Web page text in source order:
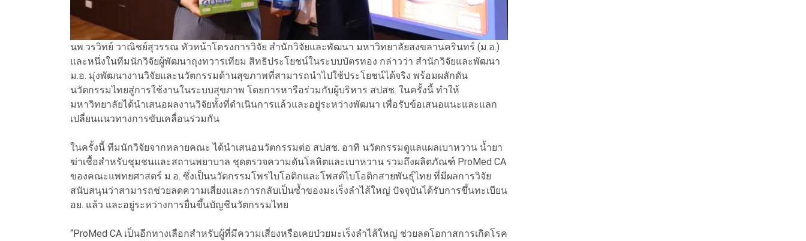
นพ.วรวิทย์ วาณิชย์สุวรรณ หัวหน้าโครงการวิจัย สำนักวิจัยและพัฒนา มหาวิทยาลัยสงขลานครินทร์ (ม.อ.)
และหนึ่งในทีมนักวิจัยผู้พัฒนาถุงทวารเทียม สิทธิประโยชน์ในระบบบัตรทอง กล่าวว่า สำนักวิจัยและพัฒนา
ม.อ. มุ่งพัฒนางานวิจัยและนวัตกรรมด้านสุขภาพที่สามารถนำไปใช้ประโยชน์ได้จริง พร้อมผลักดัน
นวัตกรรมไทยสู่การใช้งานในระบบสุขภาพ โดยการหารือร่วมกับผู้บริหาร สปสช. ในครั้งนี้ ทำให้
มหาวิทยาลัยได้นำเสนอผลงานวิจัยทั้งที่ดำเนินการแล้วและอยู่ระหว่างพัฒนา เพื่อรับข้อเสนอแนะและแลก
เปลี่ยนแนวทางการขับเคลื่อนร่วมกัน
ในครั้งนี้ ทีมนักวิจัยจากหลายคณะ ได้นำเสนอนวัตกรรมต่อ สปสช. อาทิ นวัตกรรมดูแลแผลเบาหวาน น้ำยา
ฆ่าเชื้อสำหรับชุมชนและสถานพยาบาล ชุดตรวจความดันโลหิตและเบาหวาน รวมถึงผลิตภัณฑ์ ProMed CA
ของคณะแพทยศาสตร์ ม.อ. ซึ่งเป็นนวัตกรรมโพรไบโอติกและโพสต์ไบโอติกสายพันธุ์ไทย ที่มีผลการวิจัย
สนับสนุนว่าสามารถช่วยลดความเสี่ยงและการกลับเป็นซ้ำของมะเร็งลำไส้ใหญ่ ปัจจุบันได้รับการขึ้นทะเบียน
อย. แล้ว และอยู่ระหว่างการยื่นขึ้นบัญชีนวัตกรรมไทย
“ProMed CA เป็นอีกทางเลือกสำหรับผู้ที่มีความเสี่ยงหรือเคยป่วยมะเร็งลำไส้ใหญ่ ช่วยลดโอกาสการเกิดโรค